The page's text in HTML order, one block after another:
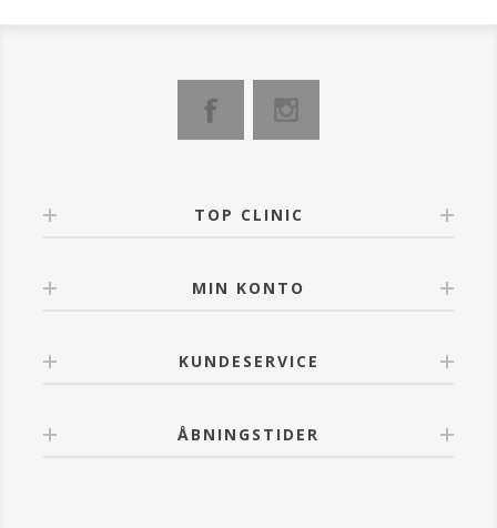
TOP CLINIC
MIN KONTO
KUNDESERVICE
ÅBNINGSTIDER